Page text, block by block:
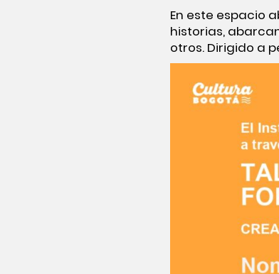
En este espacio
historias,
otros. Dirigido a